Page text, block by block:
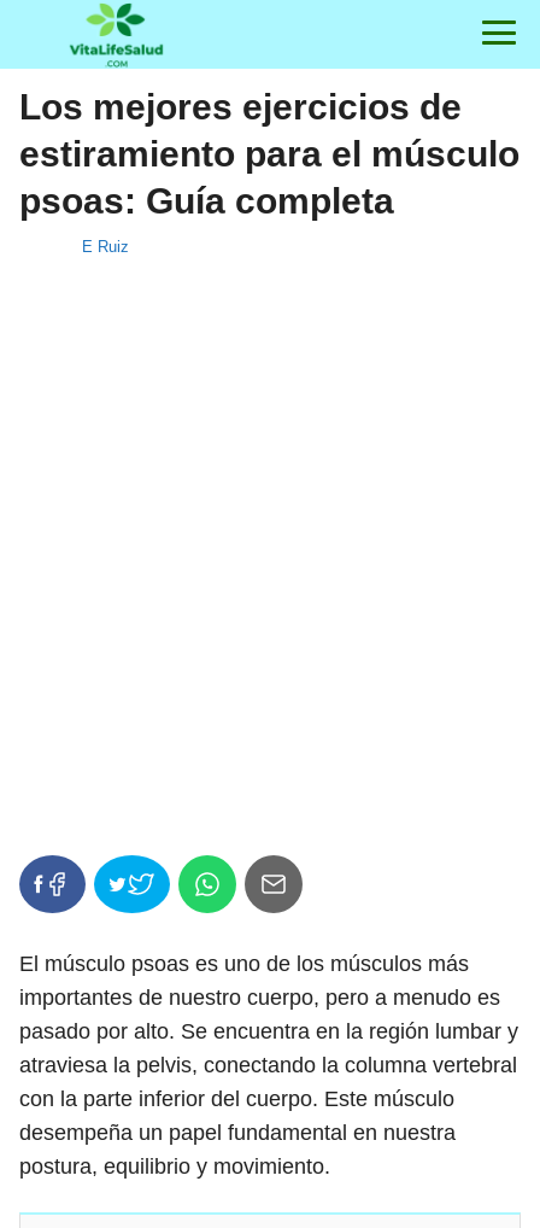
Los mejores ejercicios de
estiramiento para el músculo
psoas: Guía completa
E Ruiz
El músculo psoas es uno de los músculos más
importantes de nuestro cuerpo, pero a menudo es
pasado por alto. Se encuentra en la región lumbar y
atraviesa la pelvis, conectando la columna vertebral
con la parte inferior del cuerpo. Este músculo
desempeña un papel fundamental en nuestra
postura, equilibrio y movimiento.